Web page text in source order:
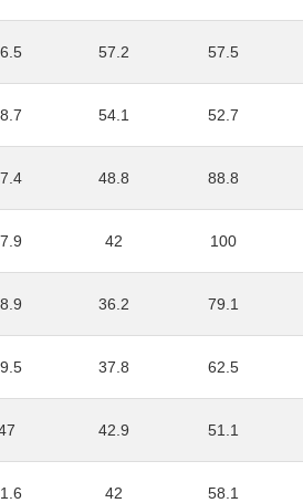
57.2 57.5
54.1 52.7
48.8 88.8
42 100
36.2 79.1
37.8 62.5
42.9 51.1
42 58.1